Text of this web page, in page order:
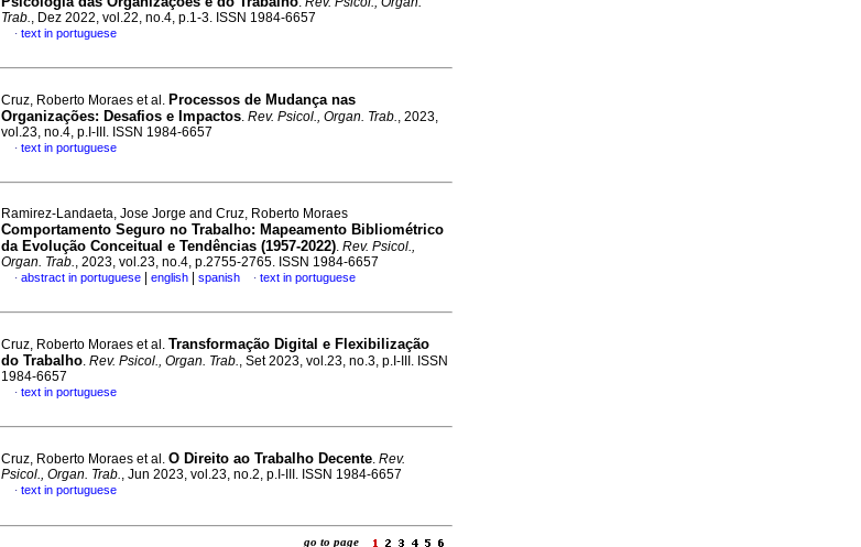
Trab., Dez 2022, vol.22, no.4, p.1-3. ISSN 1984-6657
· text in portuguese
Cruz, Roberto Moraes et al. Processos de Mudança nas
Organizações: Desafios e Impactos. Rev. Psicol., Organ. Trab., 2023,
vol.23, no.4, p.I-III. ISSN 1984-6657
· text in portuguese
Ramirez-Landaeta, Jose Jorge and Cruz, Roberto Moraes
Comportamento Seguro no Trabalho: Mapeamento Bibliométrico
da Evolução Conceitual e Tendências (1957-2022). Rev. Psicol.,
Organ. Trab., 2023, vol.23, no.4, p.2755-2765. ISSN 1984-6657
· abstract in portuguese english spanish · text in portuguese
Cruz, Roberto Moraes et al. Transformação Digital e Flexibilização
do Trabalho. Rev. Psicol., Organ. Trab., Set 2023, vol.23, no.3, p.I-III. ISSN
1984-6657
· text in portuguese
Cruz, Roberto Moraes et al. O Direito ao Trabalho Decente. Rev.
Psicol., Organ. Trab., Jun 2023, vol.23, no.2, p.I-III. ISSN 1984-6657
· text in portuguese
go to page